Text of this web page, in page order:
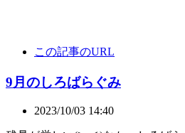
この記事のURL
9月のしろばらぐみ
2023/10/03 14:40